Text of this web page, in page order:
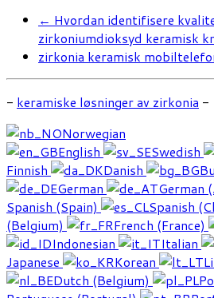
← Hvordan identifisere
zirkoniumdioksyd keramisk
zirkonia keramisk
- keramiske løsninger av zirkonia -
Norwegian
English
Swedish
Finnish
Danish
German
German
Spanish (Spain)
Spanish
(Belgium)
French (France)
Indonesian
Italian
Japanese
Korean
Dutch (Belgium)